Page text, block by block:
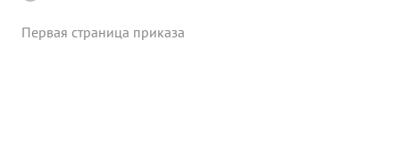
Первая страница приказа